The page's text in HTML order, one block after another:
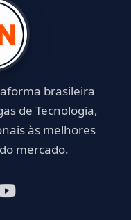
brasileira
de Tecnologia,
às melhores
mercado.